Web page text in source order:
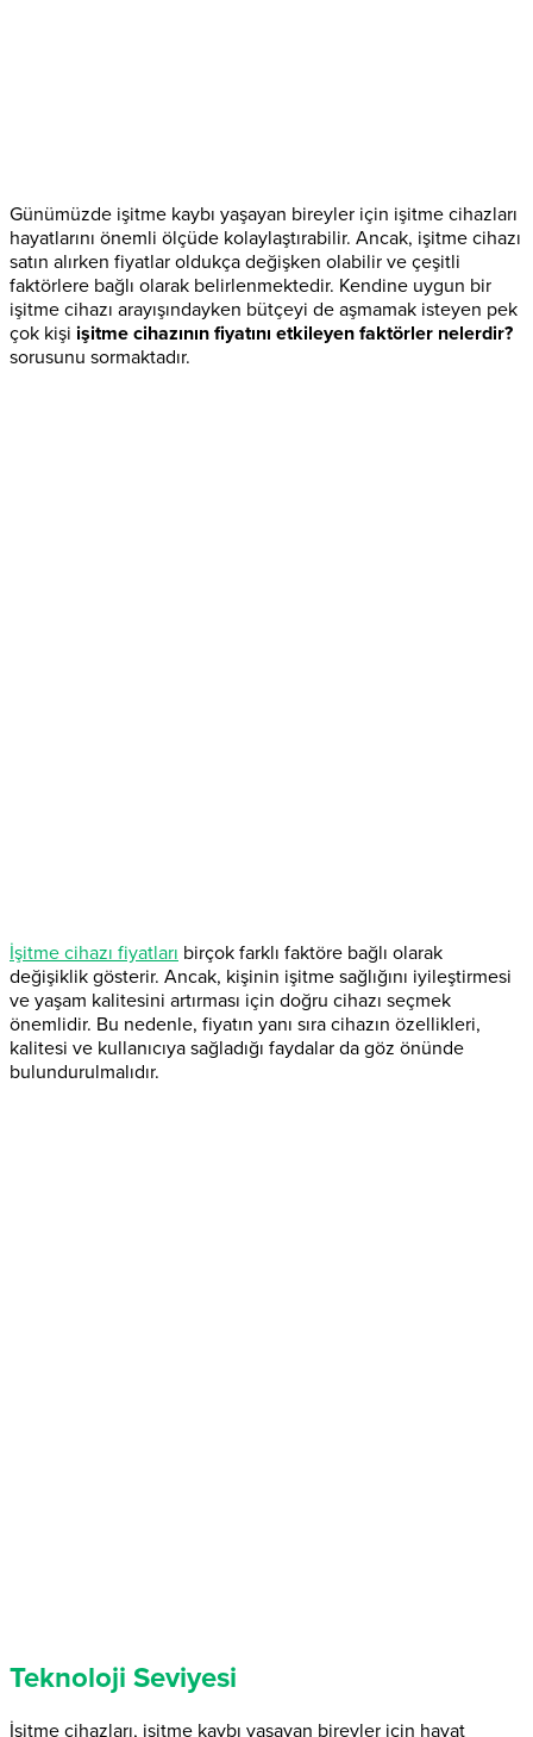
Günümüzde işitme kaybı yaşayan bireyler için işitme cihazları
hayatlarını önemli ölçüde kolaylaştırabilir. Ancak, işitme cihazı
satın alırken fiyatlar oldukça değişken olabilir ve çeşitli
faktörlere bağlı olarak belirlenmektedir. Kendine uygun bir
işitme cihazı arayışındayken bütçeyi de aşmamak isteyen pek
çok kişi işitme cihazının fiyatını etkileyen faktörler nelerdir?
sorusunu sormaktadır.
İşitme cihazı fiyatları birçok farklı faktöre bağlı olarak
değişiklik gösterir. Ancak, kişinin işitme sağlığını iyileştirmesi
ve yaşam kalitesini artırması için doğru cihazı seçmek
önemlidir. Bu nedenle, fiyatın yanı sıra cihazın özellikleri,
kalitesi ve kullanıcıya sağladığı faydalar da göz önünde
bulundurulmalıdır.
Teknoloji Seviyesi
İşitme cihazları, işitme kaybı yaşayan bireyler için hayat